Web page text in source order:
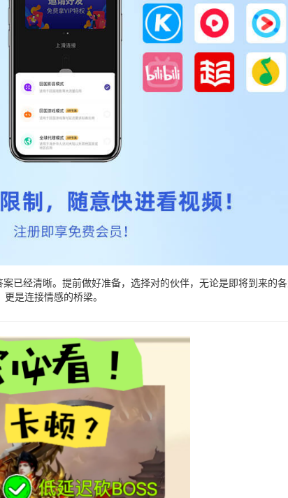
已经清晰。提前做好准备，选择对的伙伴，无论是即将到来的
是连接情感的桥梁。